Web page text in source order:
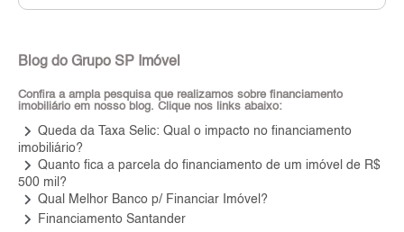
Blog do Grupo SP Imóvel
Confira a ampla pesquisa que realizamos sobre financiamento
imobiliário em nosso blog. Clique nos links abaixo:
keyboard_arrow_right Queda da Taxa Selic: Qual o impacto no financiamento
imobiliário?
keyboard_arrow_right Quanto fica a parcela do financiamento de um imóvel de R$
500 mil?
keyboard_arrow_right Qual Melhor Banco p/ Financiar Imóvel?
keyboard_arrow_right Financiamento Santander